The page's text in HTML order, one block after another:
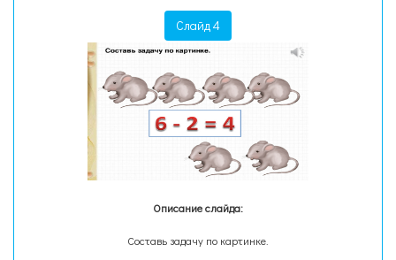
Слайд 4
Описание слайда:
Составь задачу по картинке.